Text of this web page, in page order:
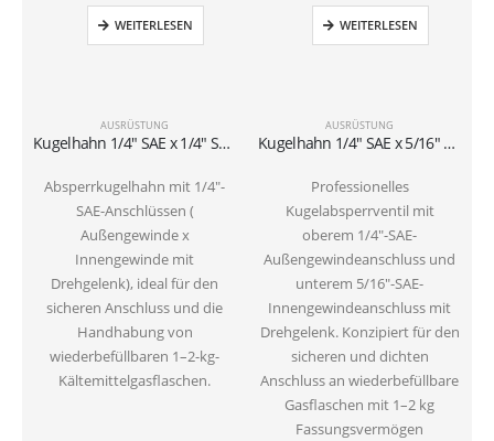
AUSRÜSTUNG
Kugelhahn 1/4″ SAE x 1/4″ SAE für wiederbefüllbare Gasflaschen (1–2 kg)
Absperrkugelhahn mit 1/4″-
SAE-Anschlüssen (
Außengewinde x
Innengewinde mit
Drehgelenk), ideal für den
sicheren Anschluss und die
Handhabung von
wiederbefüllbaren 1–2-kg-
Kältemittelgasflaschen.
WEITERLESEN
AUSRÜSTUNG
Kugelhahn 1/4″ SAE x 5/16″ SAE für wiederbefüllbare Gasflaschen (1–2 kg)
Professionelles
Kugelabsperrventil mit
oberem 1/4″-SAE-
Außengewindeanschluss und
unterem 5/16″-SAE-
Innengewindeanschluss mit
Drehgelenk. Konzipiert für den
sicheren und dichten
Anschluss an wiederbefüllbare
Gasflaschen mit 1–2 kg
Fassungsvermögen
WEITERLESEN